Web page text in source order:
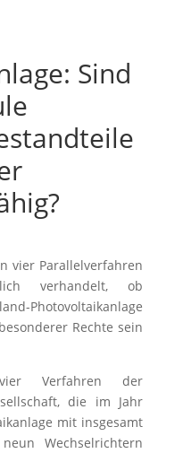
Sind
vier Parallelverfahren
verhandelt, ob
Photovoltaikanlage
Rechte sein
Verfahren der
die im Jahr
mit insgesamt
Wechselrichtern